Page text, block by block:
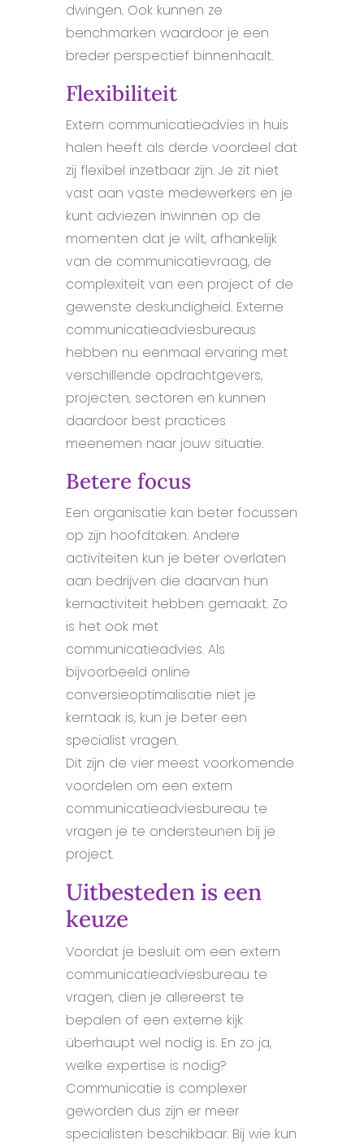
dwingen. Ook kunnen ze
benchmarken waardoor je een
breder perspectief binnenhaalt.
Flexibiliteit
Extern communicatieadvies in huis
halen heeft als derde voordeel dat
zij flexibel inzetbaar zijn. Je zit niet
vast aan vaste medewerkers en je
kunt adviezen inwinnen op de
momenten dat je wilt, afhankelijk
van de communicatievraag, de
complexiteit van een project of de
gewenste deskundigheid. Externe
communicatieadviesbureaus
hebben nu eenmaal ervaring met
verschillende opdrachtgevers,
projecten, sectoren en kunnen
daardoor best practices
meenemen naar jouw situatie.
Betere focus
Een organisatie kan beter focussen
op zijn hoofdtaken. Andere
activiteiten kun je beter overlaten
aan bedrijven die daarvan hun
kernactiviteit hebben gemaakt. Zo
is het ook met
communicatieadvies. Als
bijvoorbeeld online
conversieoptimalisatie niet je
kerntaak is, kun je beter een
specialist vragen.
Dit zijn de vier meest voorkomende
voordelen om een extern
communicatieadviesbureau te
vragen je te ondersteunen bij je
project.
Uitbesteden is een
keuze
Voordat je besluit om een extern
communicatieadviesbureau te
vragen, dien je allereerst te
bepalen of een externe kijk
überhaupt wel nodig is. En zo ja,
welke expertise is nodig?
Communicatie is complexer
geworden dus zijn er meer
specialisten beschikbaar. Bij wie kun